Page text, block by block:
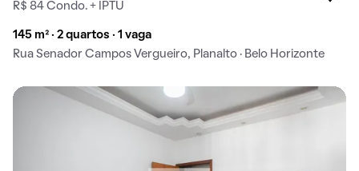
R$ 84 Condo. + IPTU
145 m² · 2 quartos · 1 vaga
Rua Senador Campos Vergueiro, Planalto · Belo Horizonte